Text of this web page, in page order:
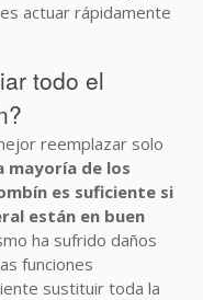
actuar rápidamente
todo el
reemplazar solo
mayoría de los
es suficiente si
están en buen
ha sufrido daños
funciones
sustituir toda la